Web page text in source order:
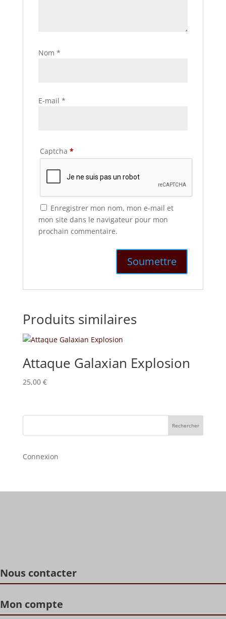
Nom *
E-mail *
Captcha *
Enregistrer mon nom, mon e-mail et
mon site dans le navigateur pour mon
prochain commentaire.
Produits similaires
Attaque Galaxian Explosion
25,00 €
Rechercher
Connexion
Nous contacter
Mon compte